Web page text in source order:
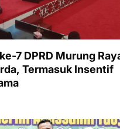
7 DPRD Murung
Termasuk Insentif